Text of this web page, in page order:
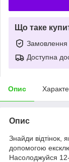
Що таке
Замовлення
Доступна
Опис
Опис
Знайди відтінок,
допомогою
Насолоджуйся